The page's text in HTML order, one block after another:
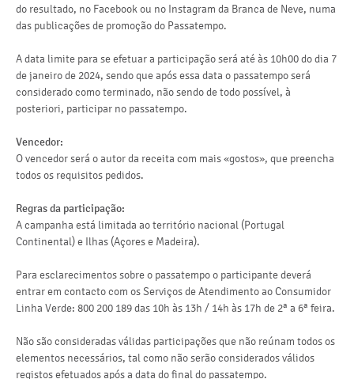
do resultado, no Facebook ou no Instagram da Branca de Neve, numa
das publicações de promoção do Passatempo.
A data limite para se efetuar a participação será até às 10h00 do dia 7
de janeiro de 2024, sendo que após essa data o passatempo será
considerado como terminado, não sendo de todo possível, à
posteriori, participar no passatempo.
Vencedor:
O vencedor será o autor da receita com mais «gostos», que preencha
todos os requisitos pedidos.
Regras da participação:
A campanha está limitada ao território nacional (Portugal
Continental) e Ilhas (Açores e Madeira).
Para esclarecimentos sobre o passatempo o participante deverá
entrar em contacto com os Serviços de Atendimento ao Consumidor
Linha Verde: 800 200 189 das 10h às 13h / 14h às 17h de 2ª a 6ª feira.
Não são consideradas válidas participações que não reúnam todos os
elementos necessários, tal como não serão considerados válidos
registos efetuados após a data do final do passatempo.